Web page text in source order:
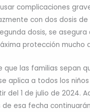
complicaciones
con dos dosis de
dosis, se asegura
protección mucho
que las familias sepan
aplica a todos los niños
del 1 de julio de 2024.
esa fecha